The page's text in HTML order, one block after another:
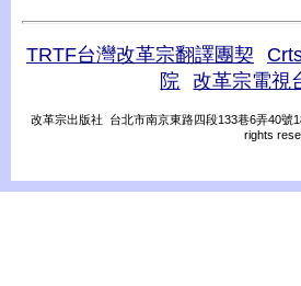
TRTF台灣改革宗翻譯團契
院
改革宗電視
改革宗出版社 台北市南京東路四段133巷6弄40號
rights